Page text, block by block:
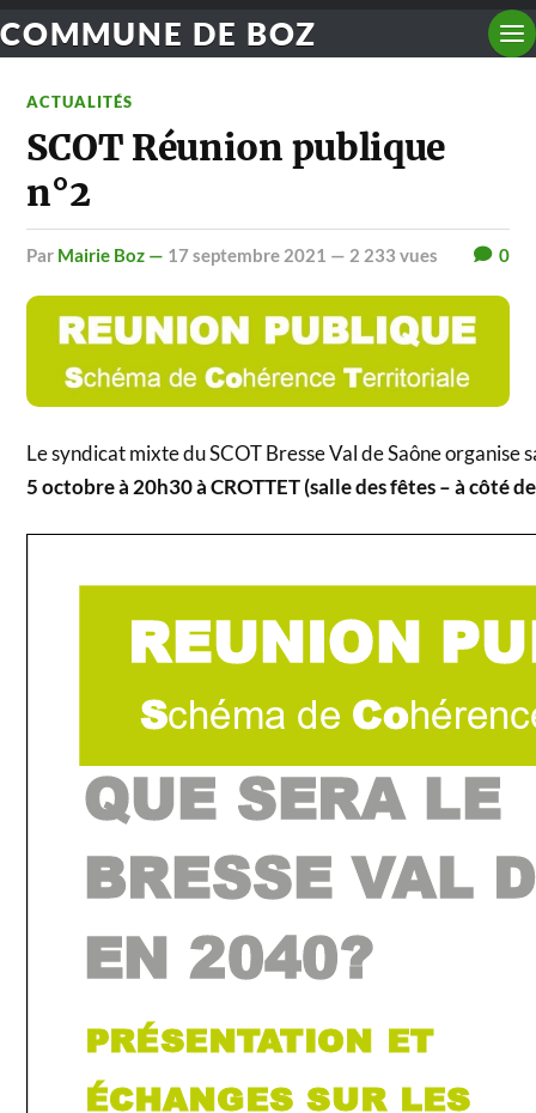
COMMUNE DE BOZ
ACTUALITÉS
SCOT Réunion publique
n°2
par Mairie Boz — 17 septembre 2021 — 2 233 vues 0
Le syndicat mixte du SCOT Bresse Val de Saône organise
5 octobre à 20h30 à CROTTET (salle des fêtes – à côté